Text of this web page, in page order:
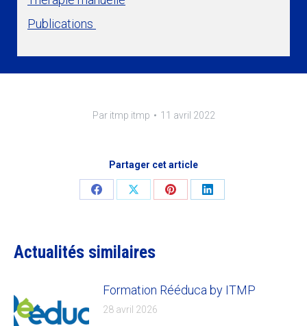
Publications
Par itmp itmp 11 avril 2022
Partager cet article
Share
Share
Share
Share
Actualités similaires
Formation Rééduca by ITMP
28 avril 2026